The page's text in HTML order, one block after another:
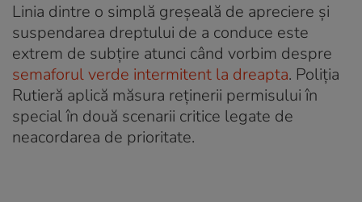
Linia dintre o simplă greșeală de apreciere și
suspendarea dreptului de a conduce este
extrem de subțire atunci când vorbim despre
semaforul verde intermitent la dreapta. Poliția
Rutieră aplică măsura reținerii permisului în
special în două scenarii critice legate de
neacordarea de prioritate.